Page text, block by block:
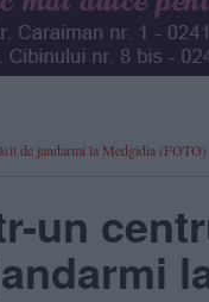
de jandarmi la Medgidia (FOTO)
un